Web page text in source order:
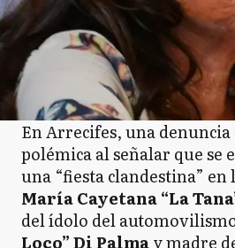
En Arrecifes, una
polémica al señalar que se
una “fiesta clandestina” en
María Cayetana “La
del ídolo del
Loco” Di Palmay madre